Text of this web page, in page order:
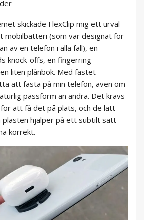
skickade FlexClip mig ett urval
mobilbatteri (som var designat för
av en telefon i alla fall), en
knock-offs, en fingerring-
liten plånbok. Med fästet
att fästa på min telefon, även om
passform än andra. Det krävs
att få det på plats, och de lätt
plasten hjälper på ett subtilt sätt
korrekt.